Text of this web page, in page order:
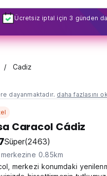
Ücretsiz iptal için 3 günden
Cadiz
dayanmaktadır. daha fazlasını
Caracol Cádiz
Süper(2463)
0.85km
merkezi konumdaki